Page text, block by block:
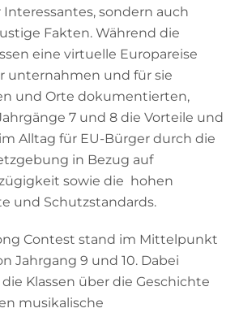
sondern auch
Fakten. Während die
eine virtuelle Europareise
unternahmen und für sie
und Orte dokumentierten,
7 und 8 die Vorteile und
Alltag für EU-Bürger durch die
in Bezug auf
sowie die hohen
und Schutzstandards.
Contest stand im Mittelpunkt
Jahrgang 9 und 10. Dabei
Klassen über die Geschichte
musikalische